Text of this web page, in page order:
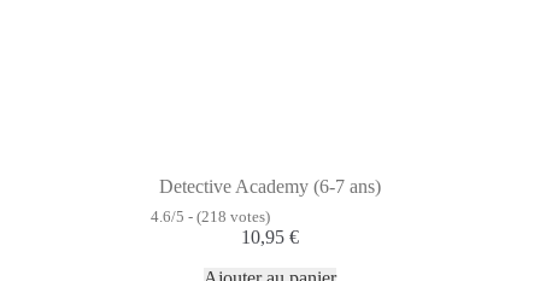
Detective Academy (6-7 ans)
4.6/5 - (218 votes)
10,95 €